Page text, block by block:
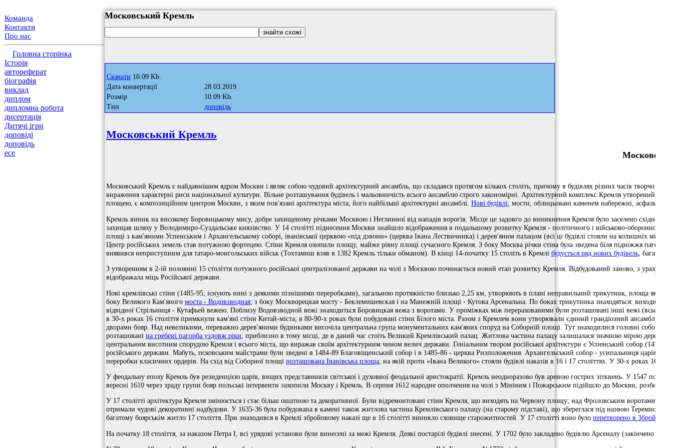
Команда
Контакти
Про нас
Головна сторінка
Історія
автореферат
біографія
виклад
диплом
дипломна робота
дисертація
Дитячі ігри
доповіді
доповідь
есе
Московський Кремль
Скачати 10.09 Kb.
Дата конвертації
28.03.2019
Розмір
10.09 Kb.
Тип
доповідь
Московський Кремль
Московський Кремль є найдавнішим ядром Москви і являє собою чудовий архітектурний ансамбль, що складався протягом кількох століть, причому в будівлях різних часів творчо
вираження характерні риси національної культури. Вільне розташування будівель і мальовничість всього ансамблю строго закономірні. Архітектурний комплекс Кремля утворений
площею, є композиційним центром Москви, з яким пов'язані архітектура міста, його найбільші архітектурні ансамблі. Нові будівлі, мости, облицьовані каменем набережні,
Кремль виник на високому Боровицькому мису, добре захищеному річками Москвою і Неглинної від нападів ворогів. Місце це задовго до виникнення Кремля було заселено
захищав шляху у Володимиро-Суздальське князівство. У 14 столітті піднесення Москви знайшло відображення в подальшому розвитку Кремля - ​​політичного і військово-оборонного
площі з кам'яними Успенським і Архангельському соборі, іванівської церквою «під дзвони» (церква Івана Лествичника) і дерев'яним палацом (всі ці будівлі стояли на колишніх
Центр російських земель став потужною фортецею. Стіни Кремля охопили площу, майже рівну площі сучасного Кремля. З боку Москва річки стіна була зведена біля підніжжя
виявився неприступним для татаро-монгольських військ (Тохтамиш взяв в 1382 Кремль тільки обманом). В кінці 14-початку 15 століть в Кремлі будується ряд нових будівель , багато
З утворенням в 2-ій половині 15 століття потужного російської централізованої держави на чолі з Москвою починається новий етап розвитку Кремля. Відбудований заново, з
відображала міць Російської держави.
Нові кремлівські стіни (1485-95; існують нині з деякими пізнішими переробками), загальною протяжністю близько 2,25 км, утворюють в плані неправильний трикутник, площа
боку Великого Кам'яного моста - Водовзводная; з боку Москворецкая мосту - Беклемишевская і на Манежній площі - Кутова Арсенальна. По боках трикутника знаходяться: виходить
відвідної Стрільниця - Кутафьей вежею. Поблизу Водовзводной вежі знаходиться Боровицкая вежа з воротами. У проміжках між перерахованими були розташовані інші вежі
в 30-х роках 16 століття примкнули кам'яні стіни Китай-міста; в 80-90-х роках були побудовані стіни Білого міста. Разом з Кремлем вони утворювали єдиний грандіозний ансамбль.
дворами бояр. Над невеликими, переважно дерев'яними будинками височіла центральна група монументальних кам'яних споруд на Соборній площі. Тут знаходилися головні собори і
розташовані на гребені пагорба уздовж ріки , приблизно в тому місці, де в даний час стоїть Великий Кремлівський палац. Житлова частина палацу залишалася значною мірою
центральним висотним спорудою Кремля і всього міста, що виражав своїм архітектурним чином велич держави. Геніальним твором російської архітектури є Успенський собор (1475-
російського держави. Мабуть, псковським майстрами були зведені в 1484-89 Благовіщенський собор і в 1485-86 - церква Ризположения. Архангельський собор - усипальниця царів
переробки класичних ордерів. На схід від Соборної площі розташована Іванівська площа , на якій проти «Івана Великого» стояли будівлі наказів в 16 і 17 століттях. У 30-х роках 16
У феодальну епоху Кремль був резиденцією царів, вищих представників світської і духовної феодальної аристократії. Кремль неодноразово був ареною гострих зіткнень. У 1547
вересні 1610 через зраду групи бояр польські інтервенти захопили Москву і Кремль. В серпня 1612 народне ополчення на чолі з Мініним і Пожарським підійшло до Москви, розбило
У 17 столітті архітектура Кремля змінюється і стає більш ошатною та декоративної. Були відремонтовані стіни Кремля, що виходять на Червону площу; над Фроловським воротами
отримали чудові декоративні надбудови. У 1635-36 була побудована в камені також житлова частина Кремлівського палацу (на старому підставі), що збереглася під назвою
багатому боярськім житло 17 століття. При знаходився в Кремлі збройовому наказі ще в 16 столітті виникло сховище старожитностей. У 17 столітті воно було перетворено в Збройна
На початку 18 століття, за наказом Петра I, всі урядові установи були винесені за межі Кремля. Деякі постарілі будівлі знесені. У 1702 було закладено будівлю Арсеналу (закінчено в